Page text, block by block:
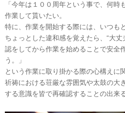
「今年は１００周年という事で、何時
作業して貰いたい。
特に、作業を開始する際には、いつも
ちょっとした違和感を覚えたら、“大
認をしてから作業を始めることで安全
う。」
という作業に取り掛かる際の心構えに
祈祷における荘厳な雰囲気や太鼓の大
する意識を皆で再確認することの出来